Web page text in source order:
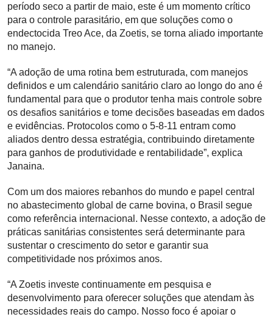
período seco a partir de maio, este é um momento crítico
para o controle parasitário, em que soluções como o
endectocida Treo Ace, da Zoetis, se torna aliado importante
no manejo.
“A adoção de uma rotina bem estruturada, com manejos
definidos e um calendário sanitário claro ao longo do ano é
fundamental para que o produtor tenha mais controle sobre
os desafios sanitários e tome decisões baseadas em dados
e evidências. Protocolos como o 5-8-11 entram como
aliados dentro dessa estratégia, contribuindo diretamente
para ganhos de produtividade e rentabilidade”, explica
Janaina.
Com um dos maiores rebanhos do mundo e papel central
no abastecimento global de carne bovina, o Brasil segue
como referência internacional. Nesse contexto, a adoção de
práticas sanitárias consistentes será determinante para
sustentar o crescimento do setor e garantir sua
competitividade nos próximos anos.
“A Zoetis investe continuamente em pesquisa e
desenvolvimento para oferecer soluções que atendam às
necessidades reais do campo. Nosso foco é apoiar o